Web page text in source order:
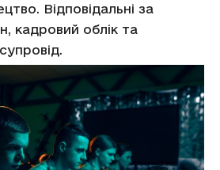
Відповідальні за
кадровий облік та